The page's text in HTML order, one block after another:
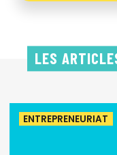
LES
ENTREPRENEURIAT